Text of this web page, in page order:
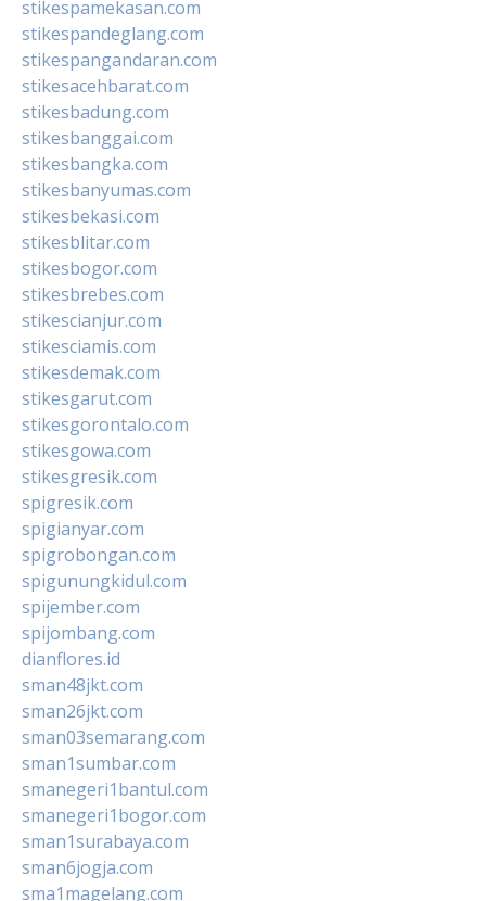
stikespamekasan.com
stikespandeglang.com
stikespangandaran.com
stikesacehbarat.com
stikesbadung.com
stikesbanggai.com
stikesbangka.com
stikesbanyumas.com
stikesbekasi.com
stikesblitar.com
stikesbogor.com
stikesbrebes.com
stikescianjur.com
stikesciamis.com
stikesdemak.com
stikesgarut.com
stikesgorontalo.com
stikesgowa.com
stikesgresik.com
spigresik.com
spigianyar.com
spigrobongan.com
spigunungkidul.com
spijember.com
spijombang.com
dianflores.id
sman48jkt.com
sman26jkt.com
sman03semarang.com
sman1sumbar.com
smanegeri1bantul.com
smanegeri1bogor.com
sman1surabaya.com
sman6jogja.com
sma1magelang.com